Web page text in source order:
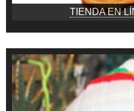
TIENDA EN